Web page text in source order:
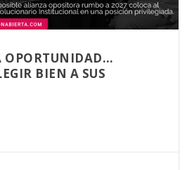
OPORTUNIDAD…
BIEN A SUS